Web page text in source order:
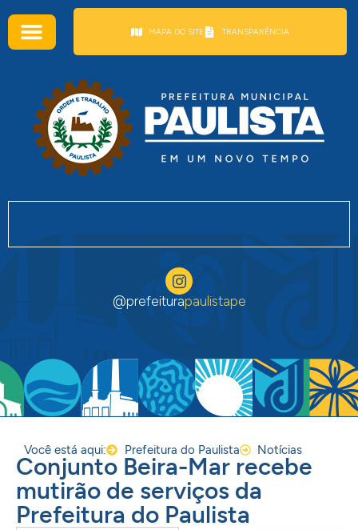
MAPA DO SITE TRANSPARÊNCIA
@prefeiturapaulistape
Você está aqui: Prefeitura do Paulista Notícias
Conjunto Beira-Mar recebe
mutirão de serviços da
Prefeitura do Paulista